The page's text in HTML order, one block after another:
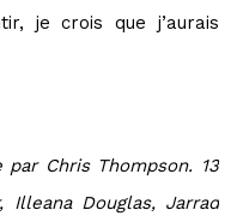
je crois que j’aurais
Chris Thompson. 13
Douglas, Jarrad